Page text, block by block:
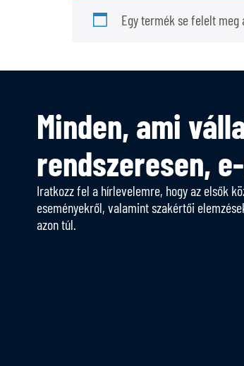
Egy termék se felelt meg
Minden, ami
rendszeresen,
Iratkozz fel a hírlevelemre, hogy az elsők
eseményekről, valamint szakértői
azon túl.